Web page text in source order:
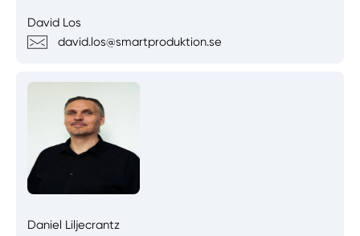
David Los
david.los@smartproduktion.se
Daniel Liljecrantz